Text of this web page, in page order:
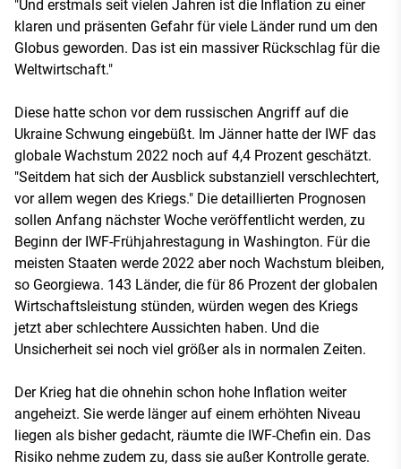
"Und erstmals seit vielen Jahren ist die Inflation zu einer
klaren und präsenten Gefahr für viele Länder rund um den
Globus geworden. Das ist ein massiver Rückschlag für die
Weltwirtschaft."
Diese hatte schon vor dem russischen Angriff auf die
Ukraine Schwung eingebüßt. Im Jänner hatte der IWF das
globale Wachstum 2022 noch auf 4,4 Prozent geschätzt.
"Seitdem hat sich der Ausblick substanziell verschlechtert,
vor allem wegen des Kriegs." Die detaillierten Prognosen
sollen Anfang nächster Woche veröffentlicht werden, zu
Beginn der IWF-Frühjahrestagung in Washington. Für die
meisten Staaten werde 2022 aber noch Wachstum bleiben,
so Georgiewa. 143 Länder, die für 86 Prozent der globalen
Wirtschaftsleistung stünden, würden wegen des Kriegs
jetzt aber schlechtere Aussichten haben. Und die
Unsicherheit sei noch viel größer als in normalen Zeiten.
Der Krieg hat die ohnehin schon hohe Inflation weiter
angeheizt. Sie werde länger auf einem erhöhten Niveau
liegen als bisher gedacht, räumte die IWF-Chefin ein. Das
Risiko nehme zudem zu, dass sie außer Kontrolle gerate.